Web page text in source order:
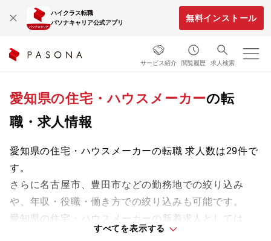
ハイクラス転職
パソナキャリア公式アプリ
無料インストール
サービス紹介 閲覧履歴 求人検索
愛知県の住宅・ハウスメーカーの転
職・求人情報
愛知県の住宅・ハウスメーカーの転職 求人数は29件で
す。
さらに名古屋市、豊田市などの勤務地での絞り込み
や、年収・役職・働き方での絞り込みも可能です。
愛知県の住宅・ハウスメーカーの新着求人としては、
積水ハウス株式会社・東新住建株式会社などがありま
すべてを表示する